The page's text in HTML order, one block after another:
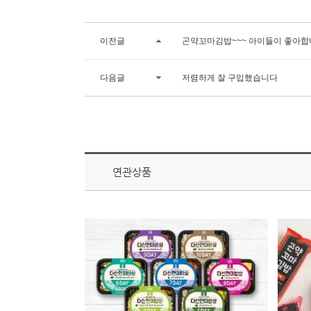
이전글 곤약꼬마김밥~~~ 아이들이 좋아합
다음글 저렴하게 잘 구입했습니다
연관상품